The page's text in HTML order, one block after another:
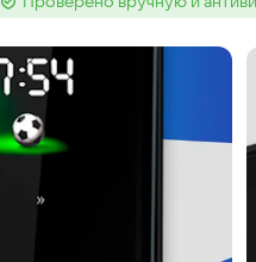
Тег :